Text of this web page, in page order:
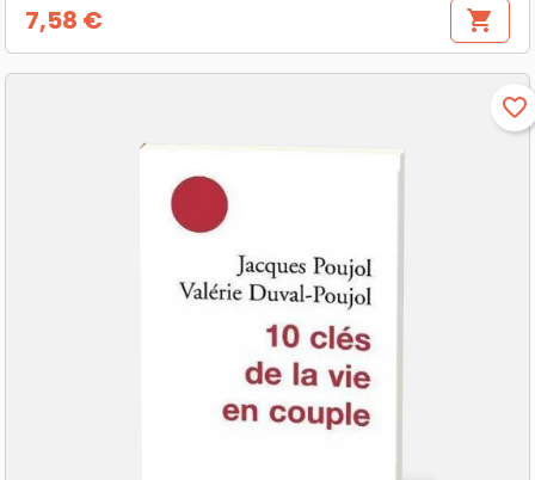
Prix
7,58 € shopping_cart
favorite_border